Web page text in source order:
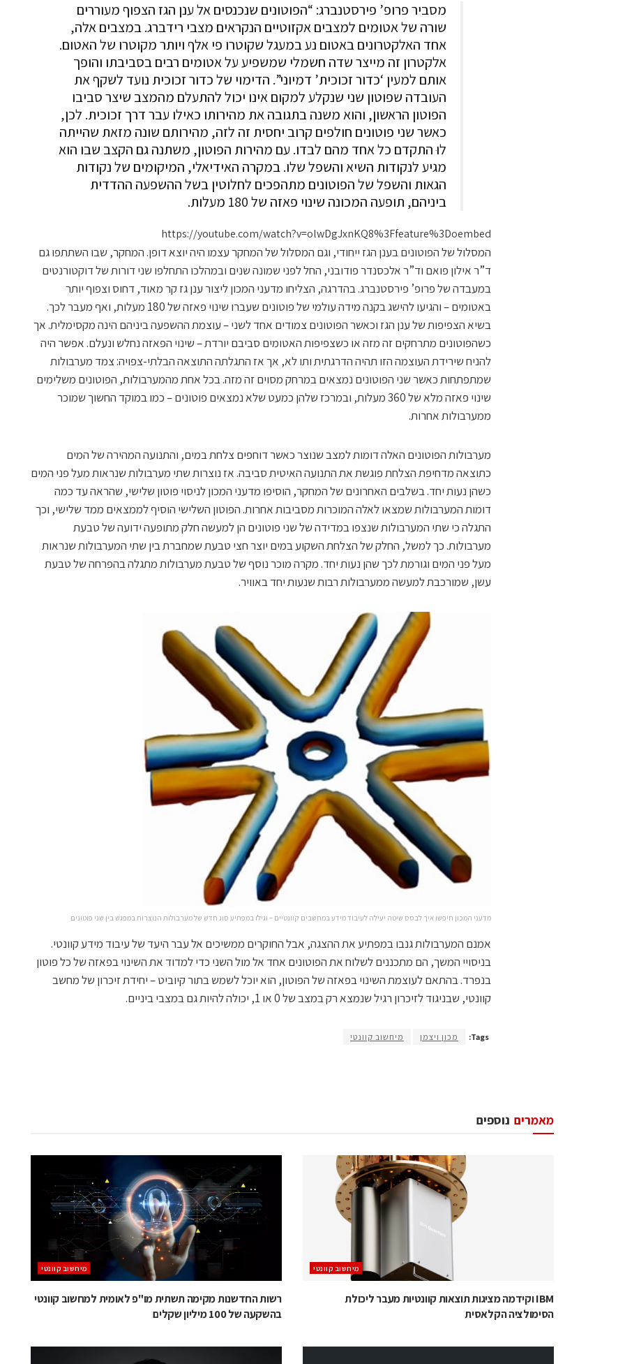
מסביר פרופ’ פירסטנברג: “הפוטונים שנכנסים אל ענן הגז הצפוף מעוררים
שורה של אטומים למצבים אקזוטיים הנקראים מצבי רידברג. במצבים אלה,
אחד האלקטרונים באטום נע במעגל שקוטרו פי אלף ויותר מקוטרו של האטום.
אלקטרון זה מייצר שדה חשמלי שמשפיע על אטומים רבים בסביבתו והופך
אותם למעין ‘כדור זכוכית’ דמיוני”. הדימוי של כדור זכוכית נועד לשקף את
העובדה שפוטון שני שנקלע למקום אינו יכול להתעלם מהמצב שיצר סביבו
הפוטון הראשון, והוא משנה בתגובה את מהירותו כאילו עבר דרך זכוכית. לכן,
כאשר שני פוטונים חולפים קרוב יחסית זה לזה, מהירותם שונה מזאת שהייתה
לוּ התקדם כל אחד מהם לבדו. עם מהירות הפוטון, משתנה גם הקצב שבו הוא
מגיע לנקודות השיא והשפל שלו. במקרה האידיאלי, המיקומים של נקודות
הגאות והשפל של הפוטונים מתהפכים לחלוטין בשל ההשפעה ההדדית
ביניהם, תופעה המכונה שינוי פאזה של 180 מעלות.
https://youtube.com/watch?v=olwDgJxnKQ8%3Ffeature%3Doembed
המסלול של הפוטונים בענן הגז ייחודי, וגם המסלול של המחקר עצמו היה יוצא דופן. המחקר, שבו השתתפו גם
ד”ר אילון פואם וד”ר אלכסנדר פודובני, החל לפני שמונה שנים ובמהלכו התחלפו שני דורות של דוקטורנטים
במעבדה של פרופ’ פירסטנברג. בהדרגה, הצליחו מדעני המכון ליצור ענן גז קר מאוד, דחוס וצפוף יותר
באטומים – והגיעו להישג בקנה מידה עולמי של פוטונים שעברו שינוי פאזה של 180 מעלות, ואף מעבר לכך.
בשיא הצפיפות של ענן הגז וכאשר הפוטונים צמודים אחד לשני – עוצמת ההשפעה ביניהם הינה מקסימלית. אך
כשהפוטונים מתרחקים זה מזה או כשצפיפות האטומים סביבם יורדת – שינוי הפאזה נחלש ונעלם. אפשר היה
להניח שירידת העוצמה הזו תהיה הדרגתית ותו לא, אך אז התגלתה התוצאה הבלתי-צפויה: צמד מערבולות
שמתפתחות כאשר שני הפוטונים נמצאים במרחק מסוים זה מזה. בכל אחת מהמערבולות, הפוטונים משלימים
שינוי פאזה מלא של 360 מעלות, ובמרכז שלהן כמעט שלא נמצאים פוטונים – כמו במוקד החשוך שמוכר
ממערבולות אחרות.
מערבולות הפוטונים האלה דומות למצב שנוצר כאשר דוחפים צלחת במים, והתנועה המהירה של המים
כתוצאה מדחיפת הצלחת פוגשת את התנועה האיטית סביבה. אז נוצרות שתי מערבולות שנראות מעל פני המים
כשהן נעות יחד. בשלבים האחרונים של המחקר, הוסיפו מדעני המכון לניסוי פוטון שלישי, שהראה עד כמה
דומות המערבולות שמצאו לאלה המוכרות מסביבות אחרות. הפוטון השלישי הוסיף לממצאים ממד שלישי, וכך
התגלה כי שתי המערבולות שנצפו במדידה של שני פוטונים הן למעשה חלק מתופעה ידועה של טבעת
מערבולות. כך למשל, החלק של הצלחת השקוע במים יוצר חצי טבעת שמחברת בין שתי המערבולות שנראות
מעל פני המים וגורמת לכך שהן נעות יחד. מקרה מוכר נוסף של טבעת מערבולות מתגלה בהפרחה של טבעת
עשן, שמורכבת למעשה ממערבולות רבות שנעות יחד באוויר.
מדעני המכון חיפשו איך לבסס שיטה יעילה לעיבוד מידע במחשבים קוונטיים – וגילו במפתיע סוג חדש של מערבולות הנוצרות במפגש בין שני פוטונים
אמנם המערבולות גנבו במפתיע את ההצגה, אבל החוקרים ממשיכים אל עבר היעד של עיבוד מידע קוונטי.
בניסויי המשך, הם מתכננים לשלוח את הפוטונים אחד אל מול השני כדי למדוד את השינוי בפאזה של כל פוטון
בנפרד. בהתאם לעוצמת השינוי בפאזה של הפוטון, הוא יוכל לשמש בתור קיוביט – יחידת זיכרון של מחשב
קוונטי, שבניגוד לזיכרון רגיל שנמצא רק במצב של 0 או 1, יכולה להיות גם במצבי ביניים.
Tags: מכון ויצמן מיחשוב קוונטי
נוספים מאמרים
מיחשוב קוונטי
IBM וקידמה מציגות תוצאות קוונטיות מעבר ליכולת
הסימולציה הקלאסית
מיחשוב קוונטי
רשות החדשנות מקימה תשתית מו"פ לאומית למחשוב קוונטי
בהשקעה של 100 מיליון שקלים